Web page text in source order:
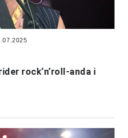
rock’n’roll-anda i